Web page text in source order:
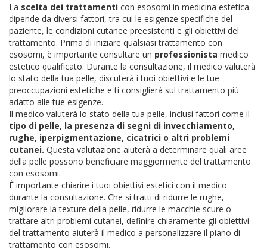
La scelta dei trattamenti con esosomi in medicina estetica
dipende da diversi fattori, tra cui le esigenze specifiche del
paziente, le condizioni cutanee preesistenti e gli obiettivi del
trattamento. Prima di iniziare qualsiasi trattamento con
esosomi, è importante consultare un professionista medico
estetico qualificato. Durante la consultazione, il medico valuterà
lo stato della tua pelle, discuterà i tuoi obiettivi e le tue
preoccupazioni estetiche e ti consiglierà sul trattamento più
adatto alle tue esigenze.
Il medico valuterà lo stato della tua pelle, inclusi fattori come il
tipo di pelle, la presenza di segni di invecchiamento,
rughe, iperpigmentazione, cicatrici o altri problemi
cutanei. Questa valutazione aiuterà a determinare quali aree
della pelle possono beneficiare maggiormente del trattamento
con esosomi.
È importante chiarire i tuoi obiettivi estetici con il medico
durante la consultazione. Che si tratti di ridurre le rughe,
migliorare la texture della pelle, ridurre le macchie scure o
trattare altri problemi cutanei, definire chiaramente gli obiettivi
del trattamento aiuterà il medico a personalizzare il piano di
trattamento con esosomi.